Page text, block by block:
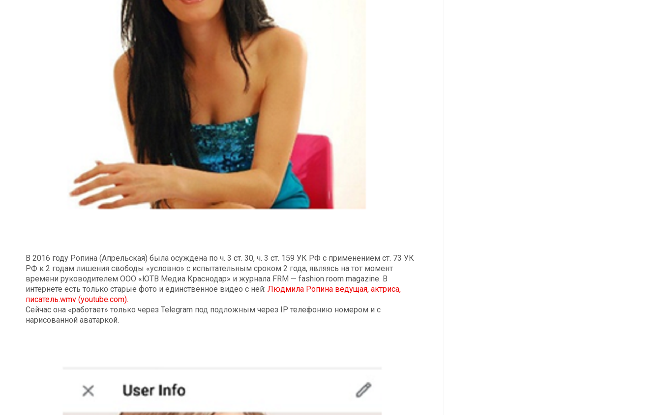
В 2016 году Ропина (Апрельская) была осуждена по ч. 3 ст. 30, ч. 3 ст. 159 УК РФ с применением ст. 73 УК
РФ к 2 годам лишения свободы «условно» с испытательным сроком 2 года, являясь на тот момент
времени руководителем ООО «ЮТВ Медиа Краснодар» и журнала FRM — fashion room magazine. В
интернете есть только старые фото и единственное видео с ней: Людмила Ропина ведущая, актриса,
писатель.wmv (youtube.com).
Сейчас она «работает» только через Telegram под подложным через IP телефонию номером и с
нарисованной аватаркой.